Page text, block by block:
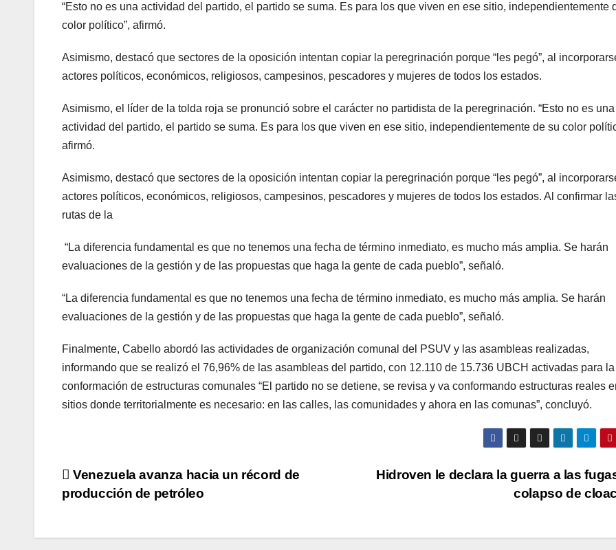
“Esto no es una actividad del partido, el partido se suma. Es para los que viven en ese sitio, independientemente
color político”, afirmó.
Asimismo, destacó que sectores de la oposición intentan copiar la peregrinación porque “les pegó”, al
actores políticos, económicos, religiosos, campesinos, pescadores y mujeres de todos los estados.
Asimismo, el líder de la tolda roja se pronunció sobre el carácter no partidista de la peregrinación. “Esto no es una
actividad del partido, el partido se suma. Es para los que viven en ese sitio, independientemente de su color
afirmó.
Asimismo, destacó que sectores de la oposición intentan copiar la peregrinación porque “les pegó”, al
actores políticos, económicos, religiosos, campesinos, pescadores y mujeres de todos los estados. Al confirmar
rutas de la
“La diferencia fundamental es que no tenemos una fecha de término inmediato, es mucho más amplia. Se harán
evaluaciones de la gestión y de las propuestas que haga la gente de cada pueblo”, señaló.
“La diferencia fundamental es que no tenemos una fecha de término inmediato, es mucho más amplia. Se harán
evaluaciones de la gestión y de las propuestas que haga la gente de cada pueblo”, señaló.
Finalmente, Cabello abordó las actividades de organización comunal del PSUV y las asambleas realizadas,
informando que se realizó el 76,96% de las asambleas del partido, con 12.110 de 15.736 UBCH activadas para la
conformación de estructuras comunales “El partido no se detiene, se revisa y va conformando estructuras reales
sitios donde territorialmente es necesario: en las calles, las comunidades y ahora en las comunas”, concluyó.
Navegación
de
entradas
Hidroven le declara la guerra a las
colapso de
Venezuela avanza hacia un récord de
producción de petróleo